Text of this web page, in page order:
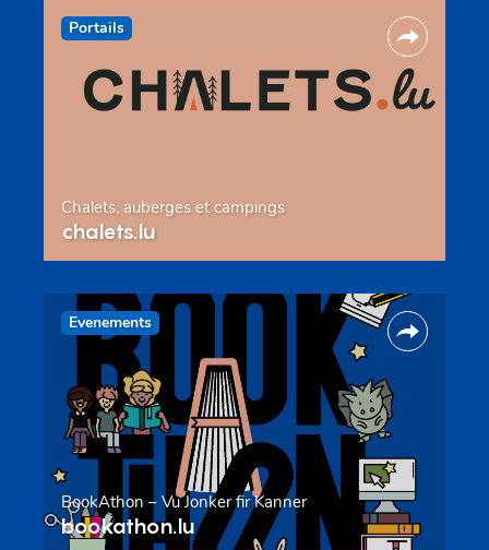
Portails
Chalets, auberges et campings
chalets.lu
Evenements
BookAthon – Vu Jonker fir Kanner
bookathon.lu